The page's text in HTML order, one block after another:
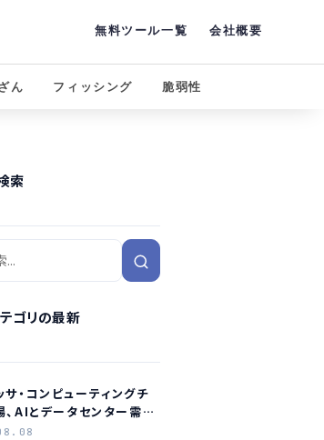
無料ツール一覧 会社概要
ん フィッシング 脆弱性
索
ゴリの最新
サ・コンピューティングチ
、AIとデータセンター需要
れ2035年に約1.1兆ドル